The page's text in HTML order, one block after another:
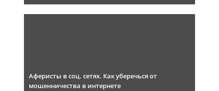
Аферисты в соц. сетях. Как уберечься от
мошенничества в интернете